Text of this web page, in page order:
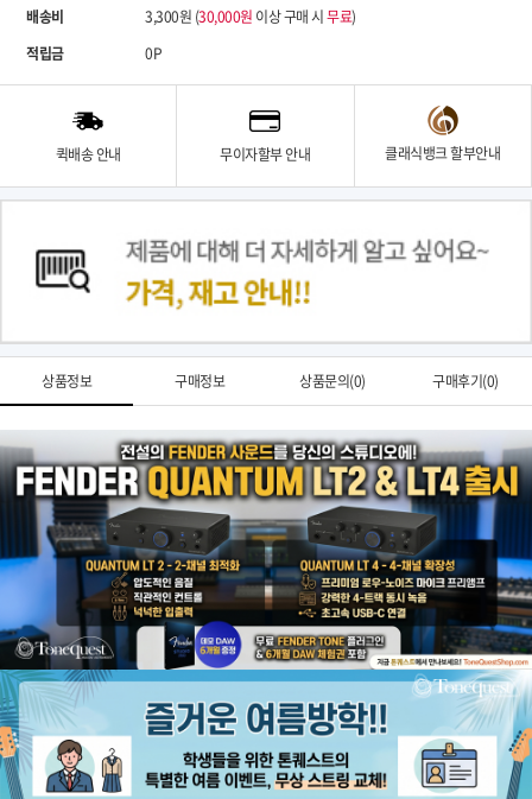
배송비
3,300원 (30,000원 이상 구매 시무료)
적립금
0P
퀵배송 안내 무이자할부 안내 클래식뱅크 할부안내
상품정보 구매정보 상품문의(0) 구매후기(0)